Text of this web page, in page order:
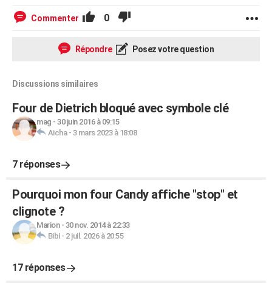
Commenter 0
Répondre Posez votre question
Discussions similaires
Four de Dietrich bloqué avec symbole clé
mag - 30 juin 2016 à 09:15
Aicha- 3 mars 2023 à 18:08
7 réponses
Pourquoi mon four Candy affiche "stop" et
clignote ?
Marion- 30 nov. 2014 à 22:33
Bibi- 2 juil. 2026 à 20:55
17 réponses